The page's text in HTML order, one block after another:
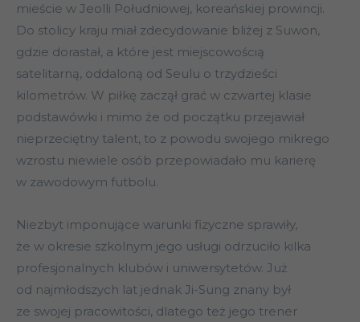
mieście w Jeolli Południowej, koreańskiej prowincji.
Do stolicy kraju miał zdecydowanie bliżej z Suwon,
gdzie dorastał, a które jest miejscowością
satelitarną, oddaloną od Seulu o trzydzieści
kilometrów. W piłkę zaczął grać w czwartej klasie
podstawówki i mimo że od początku przejawiał
nieprzeciętny talent, to z powodu swojego mikrego
wzrostu niewiele osób przepowiadało mu karierę
w zawodowym futbolu.
Niezbyt imponujące warunki fizyczne sprawiły,
że w okresie szkolnym jego usługi odrzuciło kilka
profesjonalnych klubów i uniwersytetów. Już
od najmłodszych lat jednak Ji-Sung znany był
ze swojej pracowitości, dlatego też jego trener